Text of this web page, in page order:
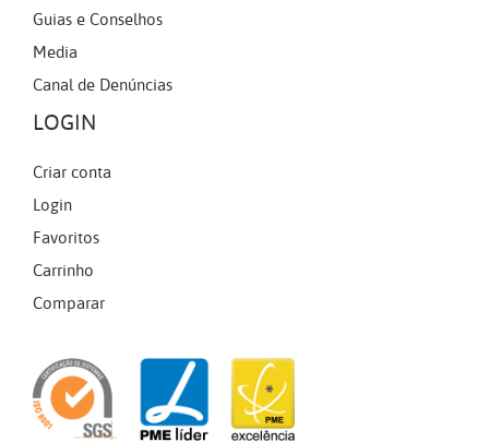
Guias e Conselhos
Media
Canal de Denúncias
LOGIN
Criar conta
Login
Favoritos
Carrinho
Comparar